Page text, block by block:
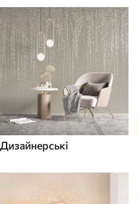
Дизайнерські